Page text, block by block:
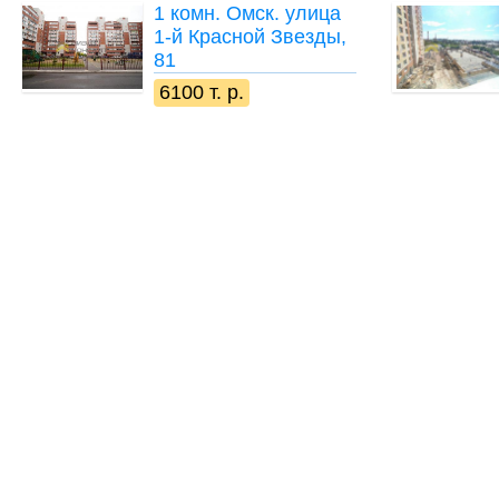
1 комн. Омск. улица
1-й Красной Звезды,
81
6100 т. р.